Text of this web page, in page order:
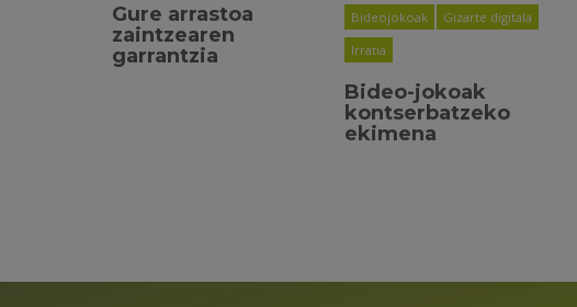
Gure arrastoa
zaintzearen
garrantzia
Bideojokoak
Gizarte digitala
Irratia
Bideo-jokoak
kontserbatzeko
ekimena